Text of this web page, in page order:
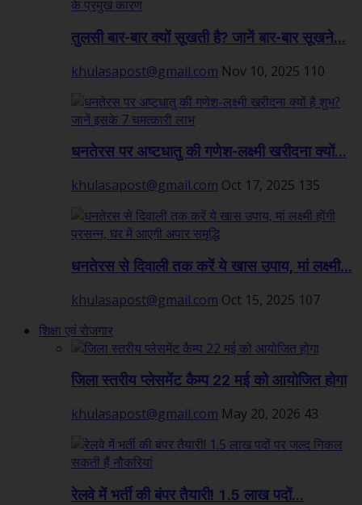
तुलसी बार-बार क्यों सूखती है? जानें बार-बार सूखने...
khulasapost@gmail.com Nov 10, 2025 110
धनतेरस पर अष्टधातु की गणेश-लक्ष्मी खरीदना क्यों...
khulasapost@gmail.com Oct 17, 2025 135
धनतेरस से दिवाली तक करें ये खास उपाय, मां लक्ष्मी...
khulasapost@gmail.com Oct 15, 2025 107
शिक्षा एवं रोजगार
जिला स्तरीय प्लेसमेंट कैम्प 22 मई को आयोजित होगा
khulasapost@gmail.com May 20, 2026 43
रेलवे में भर्ती की बंपर तैयारी! 1.5 लाख पदों...